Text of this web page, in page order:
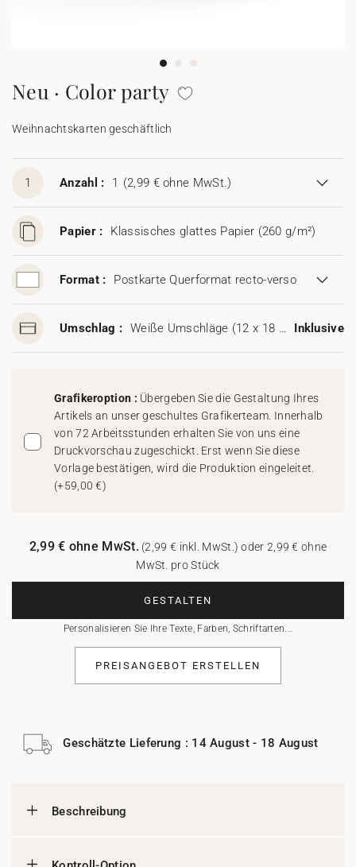
Aufkleber
Neu · Color party
Weihnachtskarten geschäftlich
1 Anzahl : 1 (2,99 € ohne MwSt.)
Papier : Klassisches glattes Papier (260 g/m²)
Format : Postkarte Querformat recto-verso
Umschlag : Weiße Umschläge (12 x 18 cm) Inklusive
Grafikeroption : Übergeben Sie die Gestaltung Ihres
Artikels an unser geschultes Grafikerteam. Innerhalb
von 72 Arbeitsstunden erhalten Sie von uns eine
Druckvorschau zugeschickt. Erst wenn Sie diese
Vorlage bestätigen, wird die Produktion eingeleitet.
(+59,00 €)
GESTALTEN
Personalisieren Sie Ihre Texte, Farben, Schriftarten...
2,99 € ohne MwSt.(2,99 € inkl. MwSt.) oder 2,99 € ohne
MwSt. pro Stück
PREISANGEBOT ERSTELLEN
Geschätzte Lieferung : 14 August - 18 August
Beschreibung